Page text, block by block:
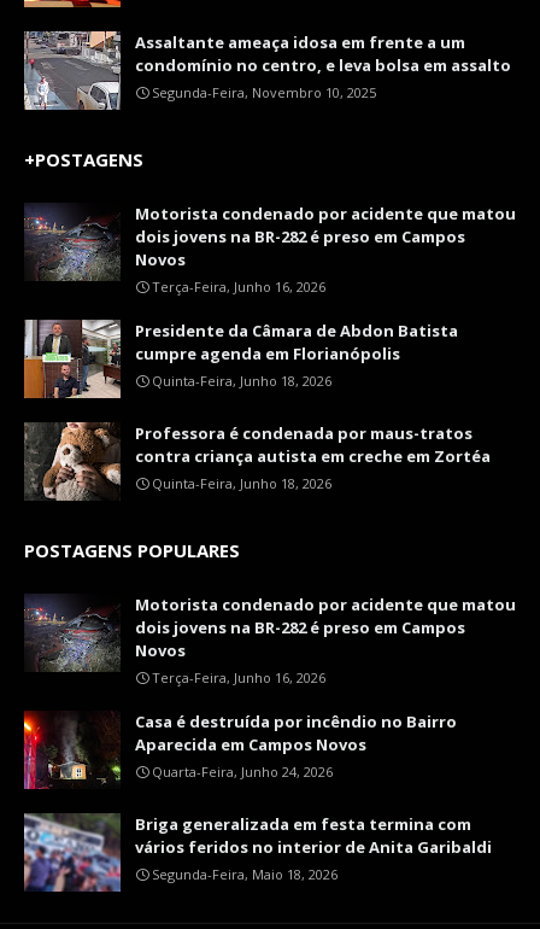
Assaltante ameaça idosa em frente a um
condomínio no centro, e leva bolsa em assalto
Segunda-Feira, Novembro 10, 2025
+POSTAGENS
Motorista condenado por acidente que matou
dois jovens na BR-282 é preso em Campos
Novos
Terça-Feira, Junho 16, 2026
Presidente da Câmara de Abdon Batista
cumpre agenda em Florianópolis
Quinta-Feira, Junho 18, 2026
Professora é condenada por maus-tratos
contra criança autista em creche em Zortéa
Quinta-Feira, Junho 18, 2026
POSTAGENS POPULARES
Motorista condenado por acidente que matou
dois jovens na BR-282 é preso em Campos
Novos
Terça-Feira, Junho 16, 2026
Casa é destruída por incêndio no Bairro
Aparecida em Campos Novos
Quarta-Feira, Junho 24, 2026
Briga generalizada em festa termina com
vários feridos no interior de Anita Garibaldi
Segunda-Feira, Maio 18, 2026